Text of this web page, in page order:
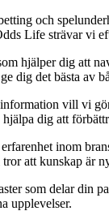
och
Life strävar vi
hjälper dig att
dig det bästa av
vill vi
dig att
inom
att kunskap
som delar din
upplevelser.